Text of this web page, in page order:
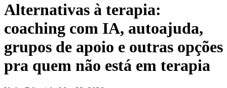
Alternativas à terapia:
coaching com IA, autoajuda,
grupos de apoio e outras opções
pra quem não está em terapia